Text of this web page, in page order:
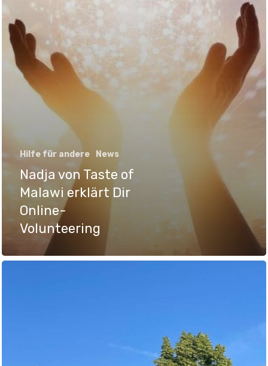
Hilfe für andere News
Nadja von Taste of
Malawi erklärt Dir
Online-
Volunteering